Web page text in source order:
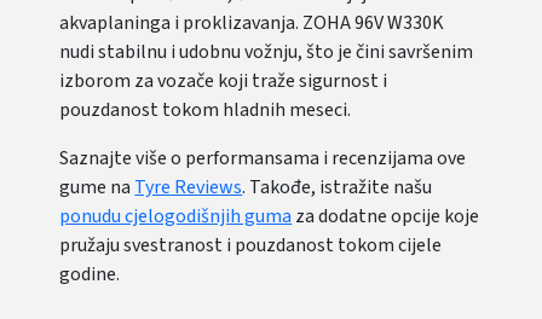
akvaplaninga i proklizavanja. ZOHA 96V W330K
nudi stabilnu i udobnu vožnju, što je čini savršenim
izborom za vozače koji traže sigurnost i
pouzdanost tokom hladnih meseci.
Saznajte više o performansama i recenzijama ove
gume na Tyre Reviews. Takođe, istražite našu
ponudu cjelogodišnjih guma za dodatne opcije koje
pružaju svestranost i pouzdanost tokom cijele
godine.